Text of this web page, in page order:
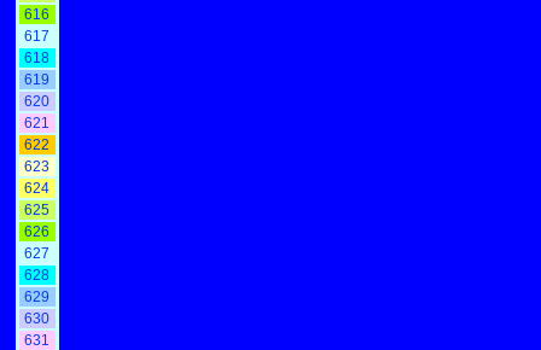
616
617
618
619
620
621
622
623
624
625
626
627
628
629
630
631